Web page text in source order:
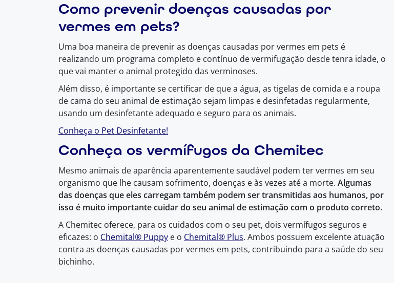
Como prevenir doenças causadas por
vermes em pets?
Uma boa maneira de prevenir as doenças causadas por vermes em pets é
realizando um programa completo e contínuo de vermifugação desde tenra idade, o
que vai manter o animal protegido das verminoses.
Além disso, é importante se certificar de que a água, as tigelas de comida e a roupa
de cama do seu animal de estimação sejam limpas e desinfetadas regularmente,
usando um desinfetante adequado e seguro para os animais.
Conheça o Pet Desinfetante!
Conheça os vermífugos da Chemitec
Mesmo animais de aparência aparentemente saudável podem ter vermes em seu
organismo que lhe causam sofrimento, doenças e às vezes até a morte. Algumas
das doenças que eles carregam também podem ser transmitidas aos humanos, por
isso é muito importante cuidar do seu animal de estimação com o produto correto.
A Chemitec oferece, para os cuidados com o seu pet, dois vermífugos seguros e
eficazes: o Chemital® Puppy e o Chemital® Plus. Ambos possuem excelente atuação
contra as doenças causadas por vermes em pets, contribuindo para a saúde do seu
bichinho.